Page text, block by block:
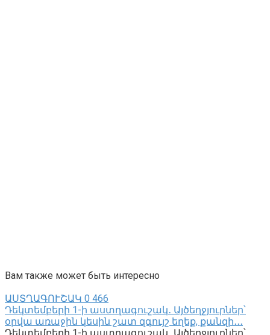
Вам также может быть интересно
ԱՍՏՂԱԳՈՒՇԱԿ 0 466
Դեկտեմբերի 1-ի աստղագուշակ․ Այծեղջյուրներ՝
օրվա առաջին կեսին շատ զգույշ եղեք, քանզի․․․